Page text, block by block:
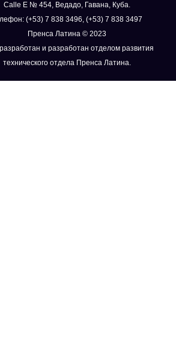
Calle E № 454, Ведадо, Гавана, Куба.
(+53) 7 838 3496, (+53) 7 838 3497
Пренса Латина © 2023
и разработан отделом развития
технического отдела Пренса Латина.